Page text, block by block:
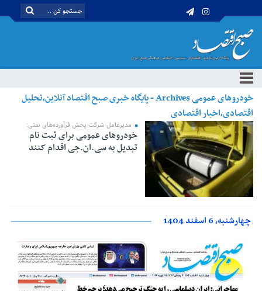
خودروهای عمومی Archives - پایگاه خبری صبح اقتصاد آنلاین،تحلیل
اقتصادی،اخبار اقتصادی
مدیرعامل شرکت پخش فرآورده‌های نفتی:
خودروهای عمومی برای ثبت نام
تبدیل به سی.ان.جی اقدام کنند
چهارشنبه، 6 اسفند 1404